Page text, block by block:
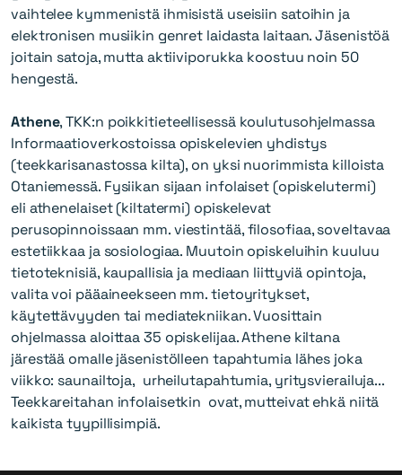
vaihtelee kymmenistä ihmisistä useisiin satoihin ja
elektronisen musiikin genret laidasta laitaan. Jäsenistöä
joitain satoja, mutta aktiiviporukka koostuu noin 50
hengestä.
Athene, TKK:n poikkitieteellisessä koulutusohjelmassa
Informaatioverkostoissa opiskelevien yhdistys
(teekkarisanastossa kilta), on yksi nuorimmista killoista
Otaniemessä. Fysiikan sijaan infolaiset (opiskelutermi)
eli athenelaiset (kiltatermi) opiskelevat
perusopinnoissaan mm. viestintää, filosofiaa, soveltavaa
estetiikkaa ja sosiologiaa. Muutoin opiskeluihin kuuluu
tietoteknisiä, kaupallisia ja mediaan liittyviä opintoja,
valita voi pääaineekseen mm. tietoyritykset,
käytettävyyden tai mediatekniikan. Vuosittain
ohjelmassa aloittaa 35 opiskelijaa. Athene kiltana
järestää omalle jäsenistölleen tapahtumia lähes joka
viikko: saunailtoja, urheilutapahtumia, yritysvierailuja...
Teekkareitahan infolaisetkin ovat, mutteivat ehkä niitä
kaikista tyypillisimpiä.